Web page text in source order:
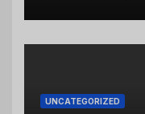
UNCATEGORIZED